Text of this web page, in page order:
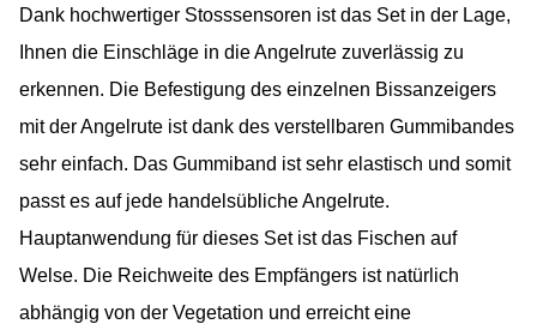
Dank hochwertiger Stosssensoren ist das Set in der Lage,
Ihnen die Einschläge in die Angelrute zuverlässig zu
erkennen. Die Befestigung des einzelnen Bissanzeigers
mit der Angelrute ist dank des verstellbaren Gummibandes
sehr einfach. Das Gummiband ist sehr elastisch und somit
passt es auf jede handelsübliche Angelrute.
Hauptanwendung für dieses Set ist das Fischen auf
Welse. Die Reichweite des Empfängers ist natürlich
abhängig von der Vegetation und erreicht eine